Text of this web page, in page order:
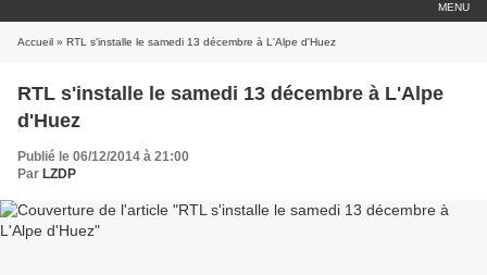
MENU
Accueil » RTL s'installe le samedi 13 décembre à L'Alpe d'Huez
RTL s'installe le samedi 13 décembre à L'Alpe
d'Huez
Publié le 06/12/2014 à 21:00
Par LZDP